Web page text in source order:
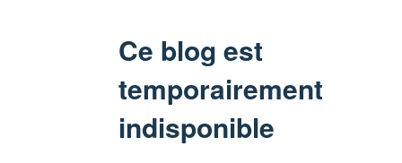
Ce blog est
temporairement
indisponible